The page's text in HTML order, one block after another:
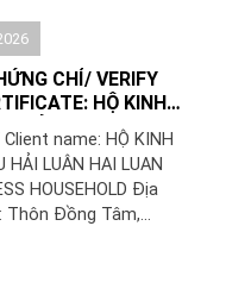
CHỈ/ VERIFY
HỘ KINH
name: HỘ KINH
HẢI LUÂN HAI LUAN
HOUSEHOLD Địa
Thôn Đồng Tâm,...